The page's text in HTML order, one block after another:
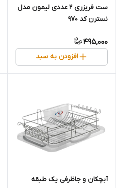
ست فریزری 2 عددی لیمون مدل
نسترن کد 970
495,000
افزودن به سبد
آبچکان و جاظرفی یک طبقه